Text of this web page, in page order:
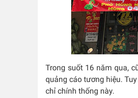
Trong suốt 16 năm qua,
quảng cáo tương hiệu.
chỉ chính thống này.